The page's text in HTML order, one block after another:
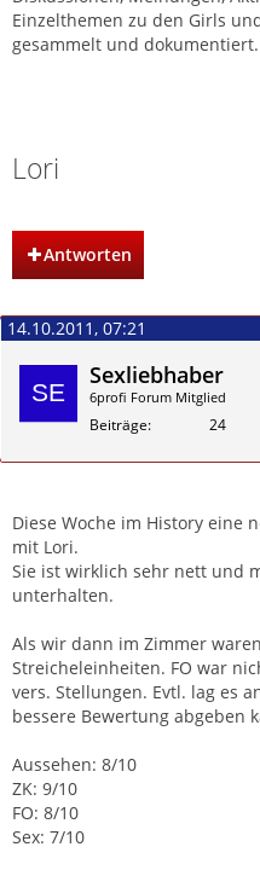
Einzelthemen zu den Girls
gesammelt und dokumentiert.
Lori
Antworten
14.10.2011, 07:21
Sexliebhaber
6profi Forum Mitglied
Beiträge 24
Diese Woche im History eine
mit Lori.
Sie ist wirklich sehr nett und
unterhalten.
Als wir dann im Zimmer
Streicheleinheiten. FO war
vers. Stellungen. Evtl. lag es
bessere Bewertung abgeben
Aussehen: 8/10
ZK: 9/10
FO: 8/10
Sex: 7/10